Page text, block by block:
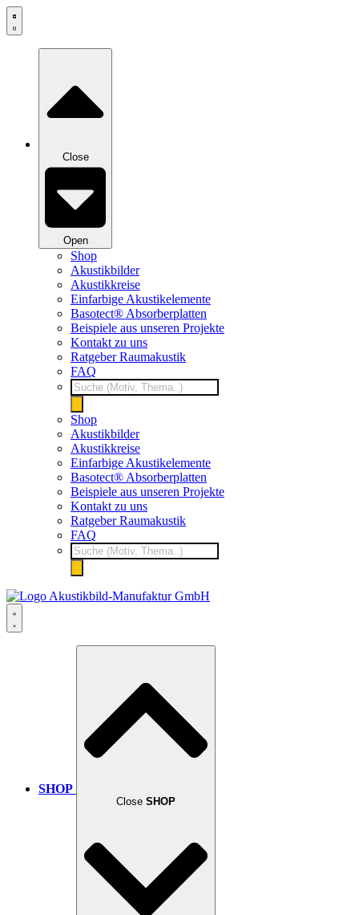
Zum
Inhalt
Close
Open
Shop
Akustikbilder
Akustikkreise
Einfarbige Akustikelemente
Basotect® Absorberplatten
Beispiele aus unseren Projekte
Kontakt zu uns
Ratgeber Raumakustik
FAQ
Products
search
Shop
Akustikbilder
Akustikkreise
Einfarbige Akustikelemente
Basotect® Absorberplatten
Beispiele aus unseren Projekte
Kontakt zu uns
Ratgeber Raumakustik
FAQ
Products
search
SHOP
Close SHOP